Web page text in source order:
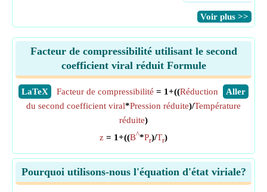
​Voir plus >>
Facteur de compressibilité utilisant le second
coefficient viral réduit Formule
​LaTeX ​Aller
Facteur de compressibilité = 1+((Réduction
du second coefficient viral*Pression réduite)/Température
réduite)
z = 1+((B^*Pr)/Tr)
Pourquoi utilisons-nous l'équation d'état viriale?